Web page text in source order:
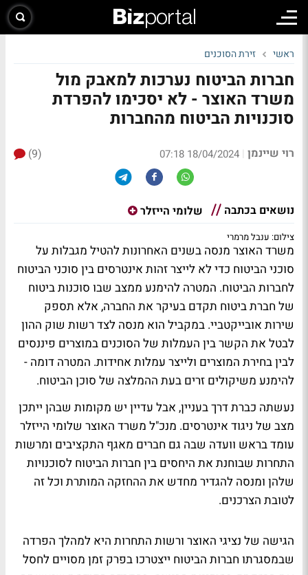
ראשי זירת הסוכנים
חברות הביטוח נערכות למאבק מול
משרד האוצר - לא יסכימו להפרדת
סוכנויות הביטוח מהחברות
רוי שיינמן |
18/04/2024 07:18
(9)
נושאים בכתבה שלומי הייזלר
צילום: ענבל מרמרי
משרד האוצר מנסה בשנים האחרונות להטיל מגבלות על
סוכני הביטוח כדי לא לייצר זהות אינטרסים בין סוכני הביטוח
לחברות הביטוח. המטרה להימנע ממצב שבו סוכנות ביטוח
של חברת ביטוח תקדם בעיקר את החברה, אלא תספק
שירות אובייקטביי. במקביל הוא מנסה לצד רשות שוק ההון
לבטל את הקשר בין העמלות של הסוכנים במוצרים פיננסים
לבין בחירת המוצרים ולייצר עמלות אחידות. המטרה דומה -
להימנע משיקולים זרים בעת ההמלצה של סוכן הביטוח.
נעשתה כברת דרך בעניין, אבל עדיין יש מקומות שבהן ייתכן
מצב של ניגוד אינטרסים. מנכ"ל משרד האוצר שלומי הייזלר
עומד בראש וועדה שבה גם חברים מאגף התקציבים ומרשות
התחרות שבוחנת את היחסים בין חברות הביטוח לסוכנויות
שלהן ומנסה להגדיר מחדש את ההחזקה המותרת וכל זה
לטובת הצרכנים.
הגישה של נציגי האוצר ורשות התחרות היא למהלך הפרדה
שבמסגרתו חברות הביטוח ייצטרכו בפרק זמן מסויים לחסל